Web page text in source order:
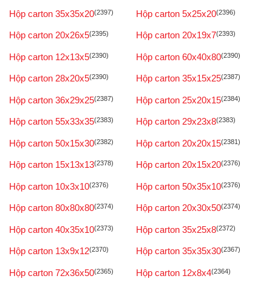
Hộp carton 35x35x20(2397) Hộp carton 5x25x20(2396)
Hộp carton 20x26x5(2395) Hộp carton 20x19x7(2393)
Hộp carton 12x13x5(2390) Hộp carton 60x40x80(2390)
Hộp carton 28x20x5(2390) Hộp carton 35x15x25(2387)
Hộp carton 36x29x25(2387) Hộp carton 25x20x15(2384)
Hộp carton 55x33x35(2383) Hộp carton 29x23x8(2383)
Hộp carton 50x15x30(2382) Hộp carton 20x20x15(2381)
Hộp carton 15x13x13(2378) Hộp carton 20x15x20(2376)
Hộp carton 10x3x10(2376) Hộp carton 50x35x10(2376)
Hộp carton 80x80x80(2374) Hộp carton 20x30x50(2374)
Hộp carton 40x35x10(2373) Hộp carton 35x25x8(2372)
Hộp carton 13x9x12(2370) Hộp carton 35x35x30(2367)
Hộp carton 72x36x50(2365) Hộp carton 12x8x4(2364)